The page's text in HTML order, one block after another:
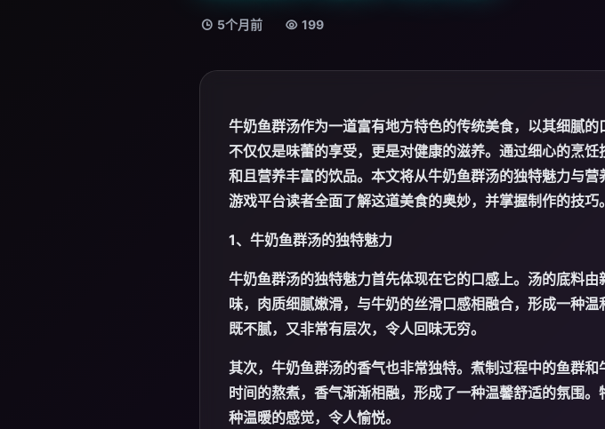
5个月前 199
牛奶鱼群汤作为一道富有地方特色的传统美食，以其细腻
不仅仅是味蕾的享受，更是对健康的滋养。通过细心的烹
和且营养丰富的饮品。本文将从牛奶鱼群汤的独特魅力与
游戏平台读者全面了解这道美食的奥妙，并掌握制作的技巧。
1、牛奶鱼群汤的独特魅力
牛奶鱼群汤的独特魅力首先体现在它的口感上。汤的底料
味，肉质细腻嫩滑，与牛奶的丝滑口感相融合，形成一种
既不腻，又非常有层次，令人回味无穷。
其次，牛奶鱼群汤的香气也非常独特。煮制过程中的鱼群
时间的熬煮，香气渐渐相融，形成了一种温馨舒适的氛围
种温暖的感觉，令人愉悦。